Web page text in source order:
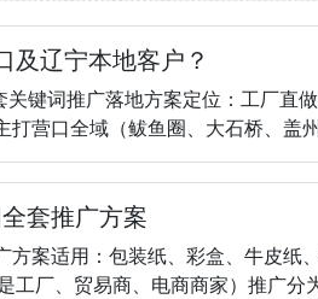
辽宁本地客户？
键词推广落地方案定位：工厂直
营口全域（鲅鱼圈、大石桥、盖
套推广方案
案适用：包装纸、彩盒、牛皮纸
厂、贸易商、电商商家）推广分